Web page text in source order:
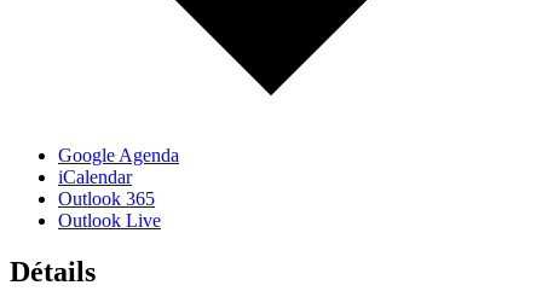
Google Agenda
iCalendar
Outlook 365
Outlook Live
Détails